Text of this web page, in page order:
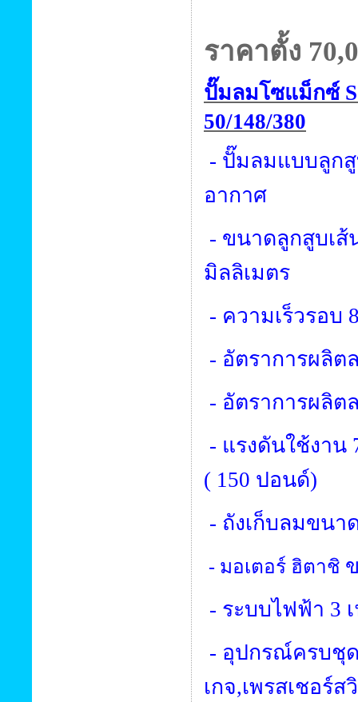
ราคาตั้ง 70,
ปั๊มลมโซแม็กซ์
50/148/380
- ปั๊มลมแบบลูก
อากาศ
- ขนาดลูกสูบเ
มิลลิเมตร
- ความเร็วรอบ
- อัตราการผลิ
- อัตราการผลิ
- แรงดันใช้งาน
( 150 ปอนด์)
- ถังเก็บลมขนา
- มอเตอร์ ฮิตาชิ
- ระบบไฟฟ้า 3
- อุปกรณ์ครบชุ
เกจ,เพรสเชอร์ส